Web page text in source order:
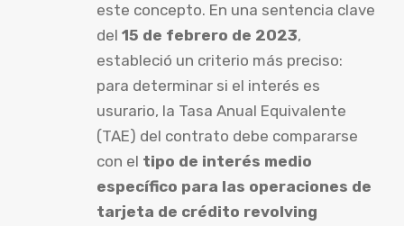
este concepto. En una sentencia clave
del 15 de febrero de 2023,
estableció un criterio más preciso:
para determinar si el interés es
usurario, la Tasa Anual Equivalente
(TAE) del contrato debe compararse
con el tipo de interés medio
específico para las operaciones de
tarjeta de crédito revolving